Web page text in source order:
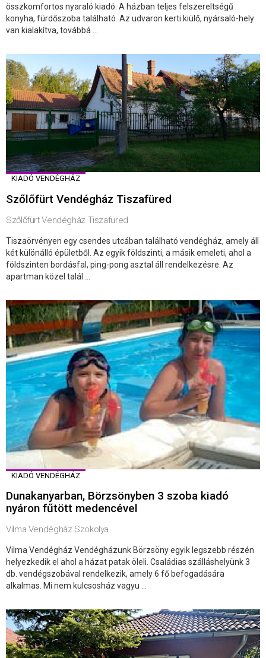
összkomfortos nyaraló kiadó. A házban teljes felszereltségű
konyha, fürdőszoba található. Az udvaron kerti kiülő, nyársaló-hely
van kialakítva, továbbá ...
KIADÓ VENDÉGHÁZ
Szőlőfürt Vendégház Tiszafüred
Szőlőfürt Vendégház Tiszafüred
Tiszaörvényen egy csendes utcában található vendégház, amely áll
két különálló épületből. Az egyik földszinti, a másik emeleti, ahol a
földszinten bordásfal, ping-pong asztal áll rendelkezésre. Az
apartman közel talál ...
KIADÓ VENDÉGHÁZ
Dunakanyarban, Börzsönyben 3 szoba kiadó
nyáron fűtött medencével
Vilma Vendégház Szokolya
Vilma Vendégház Vendégházunk Börzsöny egyik legszebb részén
helyezkedik el ahol a házat patak öleli. Családias szálláshelyünk 3
db. vendégszobával rendelkezik, amely 6 fő befogadására
alkalmas. Mi nem kulcsosház vagyu ...